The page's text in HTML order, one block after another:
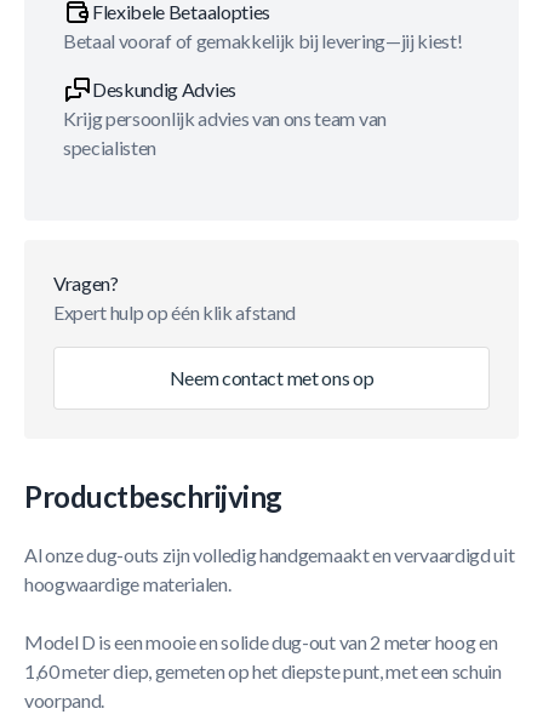
Flexibele Betaalopties
Betaal vooraf of gemakkelijk bij levering—jij kiest!
Deskundig Advies
Krijg persoonlijk advies van ons team van
specialisten
Vragen?
Expert hulp op één klik afstand
Neem contact met ons op
Productbeschrijving
Al onze dug-outs zijn volledig handgemaakt en vervaardigd uit
hoogwaardige materialen.
Model D is een mooie en solide dug-out van 2 meter hoog en
1,60 meter diep, gemeten op het diepste punt, met een schuin
voorpand.